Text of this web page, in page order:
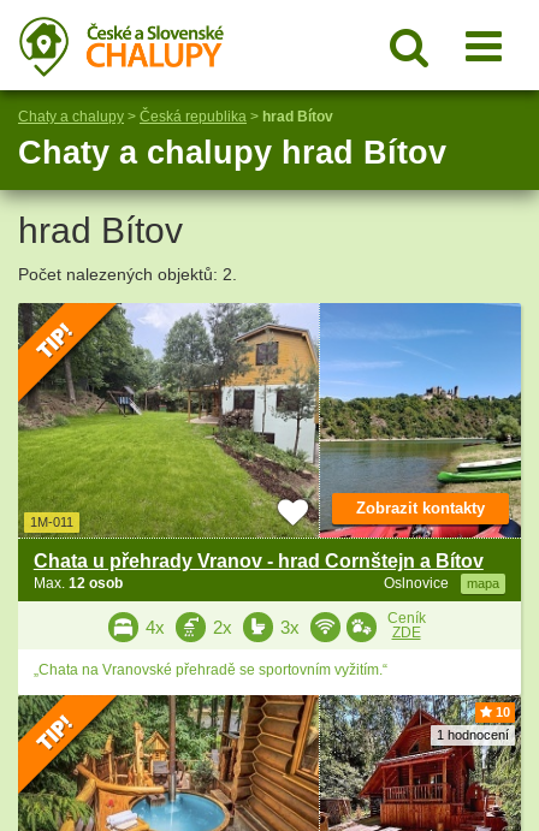
Chaty a chalupy > Česká republika > hrad Bítov
Chaty a chalupy hrad Bítov
hrad Bítov
Počet nalezených objektů: 2.
1M-011
Chata u přehrady Vranov - hrad Cornštejn a Bítov
Oslnovice mapa
Max. 12 osob
Zobrazit kontakty
4x 2x 3x
Ceník
ZDE
„Chata na Vranovské přehradě se sportovním vyžitím.“
10
1 hodnocení